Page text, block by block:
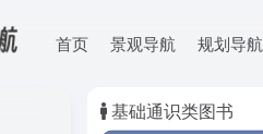
首页 景观导航 规划导航
基础通识类图书